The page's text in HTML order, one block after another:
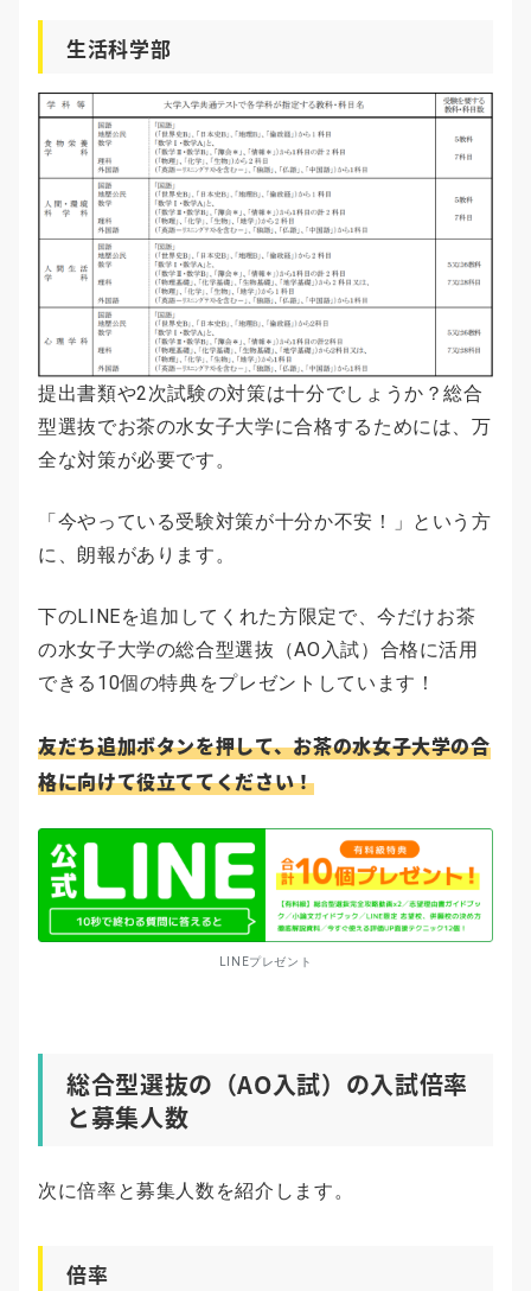
生活科学部
提出書類や2次試験の対策は十分でしょうか？総合
型選抜でお茶の水女子大学に合格するためには、万
全な対策が必要です。
「今やっている受験対策が十分か不安！」という方
に、朗報があります。
下のLINEを追加してくれた方限定で、今だけお茶
の水女子大学の総合型選抜（AO入試）合格に活用
できる10個の特典をプレゼントしています！
友だち追加ボタンを押して、お茶の水女子大学の合
格に向けて役立ててください！
LINEプレゼント
総合型選抜の（AO入試）の入試倍率
と募集人数
次に倍率と募集人数を紹介します。
倍率